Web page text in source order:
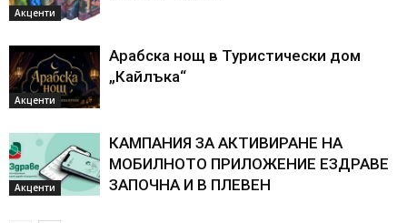
Акценти
Акценти
Арабска нощ в Туристически дом
„Кайлъка“
Акценти
КАМПАНИЯ ЗА АКТИВИРАНЕ НА
МОБИЛНОТО ПРИЛОЖЕНИЕ ЕЗДРАВЕ
ЗАПОЧНА И В ПЛЕВЕН